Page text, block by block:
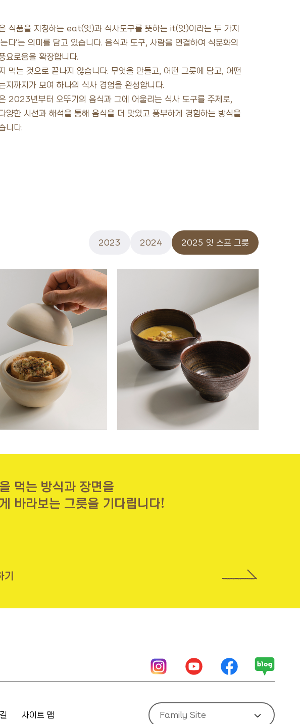
식품을 지칭하는 eat(잇)과 식사도구를 뜻하는 it(잇)이라는 두 가지
다’는 의미를 담고 있습니다. 음식과 도구, 사람을 연결하여 식문화의
요로움을 확장합니다.
먹는 것으로 끝나지 않습니다. 무엇을 만들고, 어떤 그릇에 담고, 어떤
지까지가 모여 하나의 식사 경험을 완성합니다.
2023년부터 오뚜기의 음식과 그에 어울리는 식사 도구를 주제로,
양한 시선과 해석을 통해 음식을 더 맛있고 풍부하게 경험하는 방식을
니다.
2023 2024 2025 잇 스프 그릇
먹는 방식과 장면을
바라보는 그릇을 기다립니다!
기
사이트 맵 Family Site